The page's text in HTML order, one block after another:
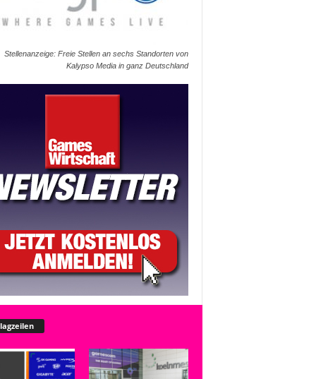
Stellenanzeige: Freie Stellen an sechs Standorten von
Kalypso Media in ganz Deutschland